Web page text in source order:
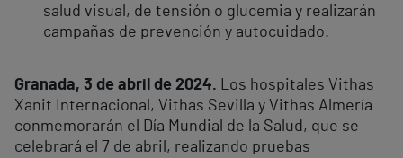
salud visual, de tensión o glucemia y realizarán
campañas de prevención y autocuidado.
Granada, 3 de abril de 2024. Los hospitales Vithas
Xanit Internacional, Vithas Sevilla y Vithas Almería
conmemorarán el Día Mundial de la Salud, que se
celebrará el 7 de abril, realizando pruebas